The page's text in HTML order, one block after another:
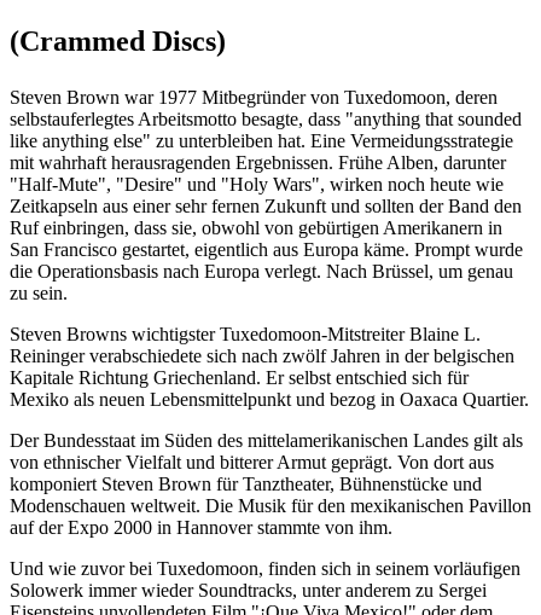
(Crammed Discs)
Steven Brown war 1977 Mitbegründer von Tuxedomoon, deren
selbstauferlegtes Arbeitsmotto besagte, dass "anything that sounded
like anything else" zu unterbleiben hat. Eine Vermeidungsstrategie
mit wahrhaft herausragenden Ergebnissen. Frühe Alben, darunter
"Half-Mute", "Desire" und "Holy Wars", wirken noch heute wie
Zeitkapseln aus einer sehr fernen Zukunft und sollten der Band den
Ruf einbringen, dass sie, obwohl von gebürtigen Amerikanern in
San Francisco gestartet, eigentlich aus Europa käme. Prompt wurde
die Operationsbasis nach Europa verlegt. Nach Brüssel, um genau
zu sein.
Steven Browns wichtigster Tuxedomoon-Mitstreiter Blaine L.
Reininger verabschiedete sich nach zwölf Jahren in der belgischen
Kapitale Richtung Griechenland. Er selbst entschied sich für
Mexiko als neuen Lebensmittelpunkt und bezog in Oaxaca Quartier.
Der Bundesstaat im Süden des mittelamerikanischen Landes gilt als
von ethnischer Vielfalt und bitterer Armut geprägt. Von dort aus
komponiert Steven Brown für Tanztheater, Bühnenstücke und
Modenschauen weltweit. Die Musik für den mexikanischen Pavillon
auf der Expo 2000 in Hannover stammte von ihm.
Und wie zuvor bei Tuxedomoon, finden sich in seinem vorläufigen
Solowerk immer wieder Soundtracks, unter anderem zu Sergei